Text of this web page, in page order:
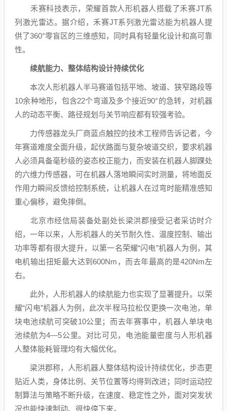
禾赛科技表示，荣耀首款人形机器人搭载了禾赛JT系
列 激光雷达。据介绍， 禾赛JT系列激光雷达能为机器人提
供了360°零盲区的三维感知，同时具有轻量化设计和高可靠
性。
续航能力、整体结构设计持续优化
本次人形机器人半马赛道包括平地、坡道、狭窄路段等
10余种地形，包含22个弯道及多个接近90°的急转，对机器
人的动态平衡、路径规划与关节响应都有较强考验。
力传感器龙头厂商蓝点触控的技术工程师告诉记者，今
年赛道难度全面升级，起伏路面与复杂坡道交织，要求机器
人必须具备毫秒级的姿态校正能力，而安装在机器人脚踝处
的六维力传感器，可在机器人落地瞬间实时测量，将地面反
作用力瞬间反馈给控制系统，让机器人在过弯时能精准感知
重心偏移，避免摔倒。
北京市经信局装备处副处长梁洪郡接受记者采访时介
绍，一年以来，人形机器人的关节耐久性、温度控制、输出
功率等都有很大提升，以第一名荣耀“闪电”机器人为例，其
电机输出扭矩最大达到600Nm，而去年最高的是420Nm左
右。
此外，人形机器人的续航能力也实现了显著提升。以荣
耀“闪电”机器人为例，此次半程马拉松仅更换一次电池，单
块电池续航可突破10公里；而去年赛事中，机器人单块电
池续航为4—5公里。对比可见，电池能量密度与人形机器
人整体能耗管理均有大幅优化。
梁洪郡称，人形机器人整体结构设计持续优化，步态更
贴近人类，身体比例、关节位置等均得到改进；同时运动控
制算法与策略不断升级，在速度、稳定性之外，面对突发状
况也能快速制动、很快停下来。